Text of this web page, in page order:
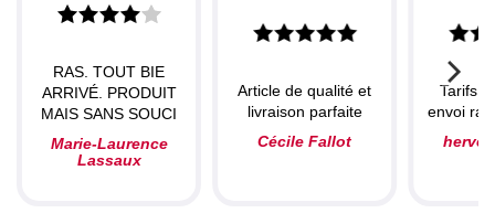
RAS. TOUT BIE
ARRIVÉ. PRODUIT
MAIS SANS SOUCI
Marie-Laurence
Lassaux
Article de qualité et
livraison parfaite
Cécile Fallot
Tarifs
envoi
herve